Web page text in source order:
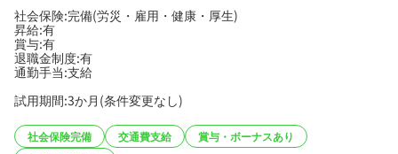
社会保険:完備(労災・雇用・健康・厚生)
昇給:有
賞与:有
退職金制度:有
通勤手当:支給
試用期間:3か月(条件変更なし)
社会保険完備 交通費支給
賞与・ボーナスあり